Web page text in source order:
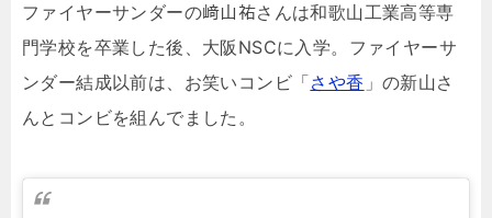
ファイヤーサンダーの﨑山祐さんは和歌山工業高等専
門学校を卒業した後、大阪NSCに入学。ファイヤーサ
ンダー結成以前は、お笑いコンビ「さや香 」の新山さ
んとコンビを組んでました。